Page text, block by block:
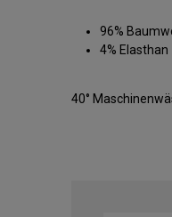
96%
4% Elasthan
40°